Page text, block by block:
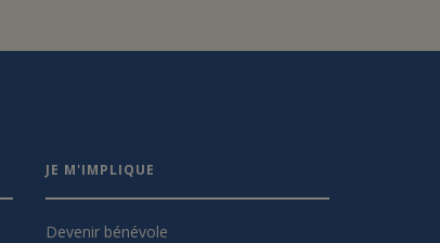
JE M'IMPLIQUE
Devenir bénévole